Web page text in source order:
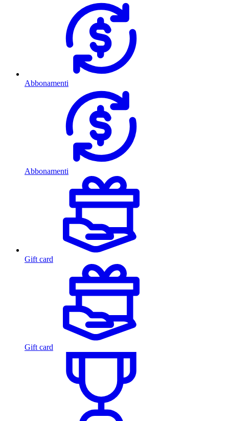
Abbonamenti
Abbonamenti
Gift card
Gift card